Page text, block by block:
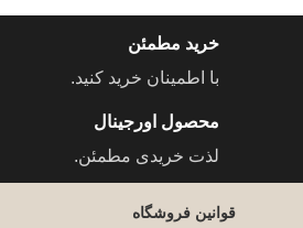
خرید مطمئن
با اطمینان خرید کنید.
محصول اورجینال
لذت خریدی مطمئن.
قوانین فروشگاه